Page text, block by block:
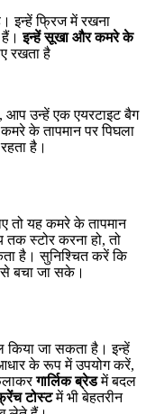
इन्हें फ्रिज में रखना
हैं।इन्हें सूखा और कमरे के
रखता है
उन्हें एक एयरटाइट बैग
के तापमान पर पिघला
है।
तो यह कमरे के तापमान
स्टोर करना हो, तो
है। सुनिश्चित करें कि
से बचा जा सके।
किया जा सकता है। इन्हें
के रूप में उपयोग करें,
गार्लिक ब्रेडमें बदल
टोस्टमें भी बेहतरीन